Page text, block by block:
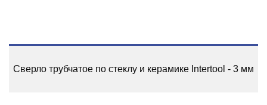
Сверло трубчатое по стеклу и керамике Intertool - 3 мм